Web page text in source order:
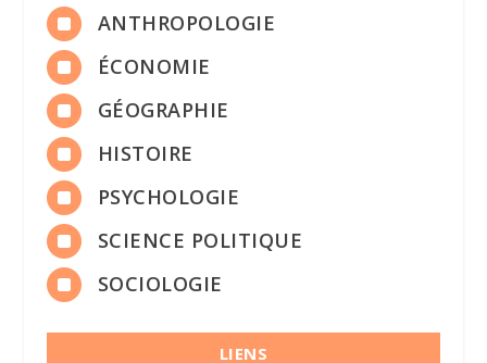
 ANTHROPOLOGIE
 ÉCONOMIE
 GÉOGRAPHIE
 HISTOIRE
 PSYCHOLOGIE
 SCIENCE POLITIQUE
 SOCIOLOGIE
LIENS